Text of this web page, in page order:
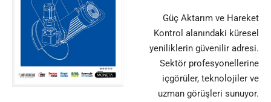
Güç Aktarım ve Hareket
Kontrol alanındaki küresel
yeniliklerin güvenilir adresi.
Sektör profesyonellerine
içgörüler, teknolojiler ve
uzman görüşleri sunuyor.